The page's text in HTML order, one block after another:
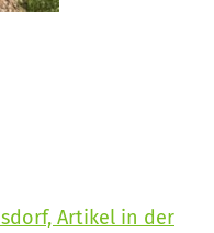
Artikel in der